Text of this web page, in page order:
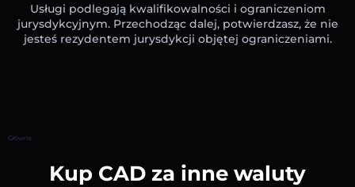
Usługi podlegają kwalifikowalności i ograniczeniom
jurysdykcyjnym. Przechodząc dalej, potwierdzasz, że nie
jesteś rezydentem jurysdykcji objętej ograniczeniami.
Główna
Kup CAD za inne waluty